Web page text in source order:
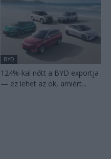
BYD
124%-kal nőtt a BYD exportja
— ez lehet az ok, amiért...